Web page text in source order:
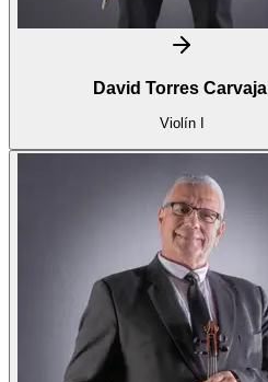
David Torres Carvajal
Violín I